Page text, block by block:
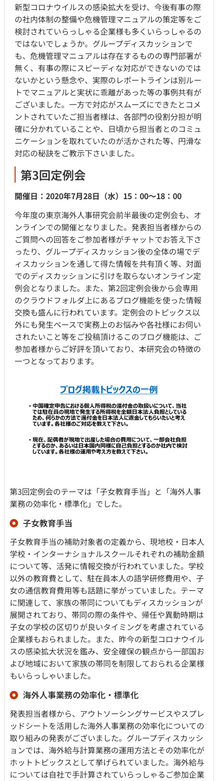
新型コロナウイルスの感染拡大を受け、今後有事の際
の社内体制の整備や危機管理マニュアルの策定等をご
検討されていらっしゃる企業様も多くいらっしゃるの
ではないでしょうか。グループディスカッションで
も、危機管理マニュアルは存在するものの専門部署が
無く、有事の際にスピーディな対応ができないのでは
ないかという懸念や、実際のレポートラインは別ルー
トでマニュアルと実状に乖離があった等の事例共有が
ございました。一方で対応がスムーズにできたとコメ
ントされていたご担当者様は、各部門の役割分担が明
確に分かれていることや、日頃から担当者とのコミュ
ニケーションを取れていたのが活かされた等、円滑な
対応の秘訣をご教示下さいました。
第3回定例会
開催日：2020年7月28日（水）15：00～18：00
今年度の東京海外人事研究会前半最後の定例会も、オ
ンラインでの開催となりました。発表担当者様からの
ご質問への回答をご参加者様がチャットでお答え下さ
ったり、グループディスカッション後の全体の場でデ
ィスカッションを通して得た情報を共有頂く等、対面
でのディスカッションに引けを取らないオンライン定
例会となりました。また、第2回定例会後から会専用
のクラウドフォルダ上にあるブログ機能を使った情報
交換も盛んに行われています。定例会のトピックス以
外にも発生ベースで実務上のお悩みや各社様にお伺い
されたいこと等をご投稿頂けるこのブログ機能は、ご
参加者様からご好評を頂いており、本研究会の特徴の
一つとなっております。
第3回定例会のテーマは「子女教育手当」と「海外人事
業務の効率化・標準化」でした。
子女教育手当
子女教育手当の補助対象者の定義から、現地校・日本人
学校・インターナショナルスクールそれぞれの補助金額
について等、活発に情報交換が行われていました。学校
以外の教育費として、駐在員本人の語学研修費用や、子
女の通信教育費用等も話題に挙がっていました。テーマ
に関連して、家族の帯同についてもディスカッションが
展開されており、帯同の際の条件や、帰任や異動時期は
子女の学校の区切りが良いタイミングを考慮されている
企業様もおられました。また、昨今の新型コロナウイル
スの感染拡大状況を鑑み、安全確保の観点から一部国お
よび地域において家族の帯同を制限しておられる企業様
もいらっしゃいました。
海外人事業務の効率化・標準化
発表担当者様から、アウトソーシングサービスやスプレ
ッドシートを活用した海外人事業務の効率化についての
取り組みの発表がございました。グループディスカッシ
ョンでは、海外給与計算業務の運用方法とその効率化が
ホットトピックスとして挙げられていました。海外給与
については自社で手計算されていらっしゃるご参加企業